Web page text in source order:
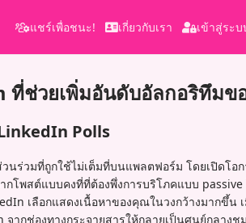
แชร์เพื่อชนะ! เกี่ยวกับเรา เข้าสู่ระบ
ที่ช่วยเพิ่มอันดับอัลกอริทึม
Polls
นร่วมที่ถูกใช้ไม่เต็มที่บนแพลตฟอร์ม โดยเปิดโอ
กโพสต์แบบคงที่ที่ต้องพึ่งการบริโภคแบบ
เลือกแสดงเนื้อหาของคุณในวงกว้างมากขึ้น
ากช่องทางกระจายสารให้กลายเป็นศูนย์กลาง